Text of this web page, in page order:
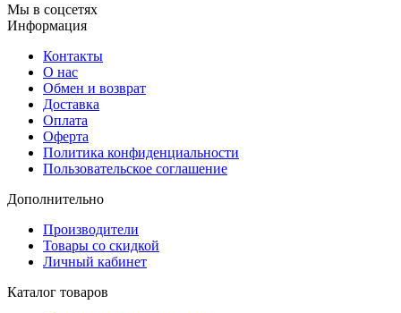
Мы в соцсетях
Информация
Контакты
О нас
Обмен и возврат
Доставка
Оплата
Оферта
Политика конфиденциальности
Пользовательское соглашение
Дополнительно
Производители
Товары со скидкой
Личный кабинет
Каталог товаров